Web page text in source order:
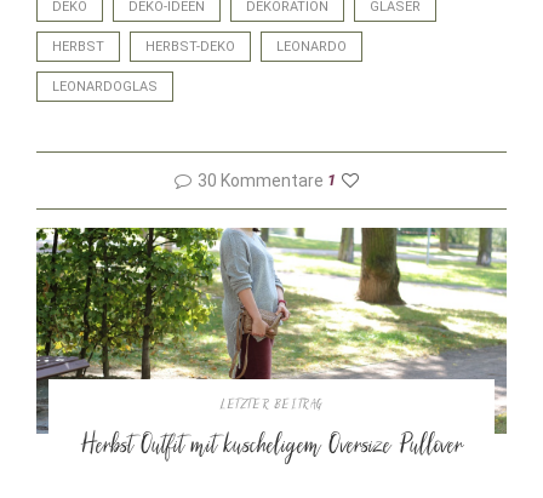
DEKO DEKO-IDEEN DEKORATION GLÄSER
HERBST HERBST-DEKO LEONARDO
LEONARDOGLAS
30 Kommentare 1
LETZTER BEITRAG
Herbst Outfit mit kuscheligem Oversize Pullover